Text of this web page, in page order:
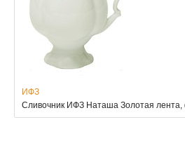
ИФЗ
Сливочник ИФЗ Наташа Золотая